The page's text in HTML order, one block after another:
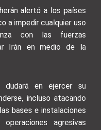
alertó a los países
a impedir cualquier uso
con las fuerzas
Irán en medio de la
dudará en ejercer su
incluso atacando
bases e instalaciones
agresivas